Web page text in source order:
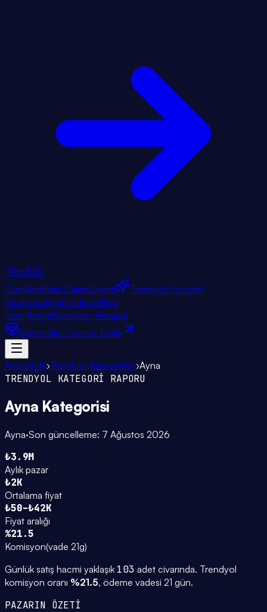
TPro360
ÖzelliklerNasıl ÇalışırEklenti
Trendyol Fotoğraf
StüdyosuFiyatlandırmaBlog
Ürün AnalizKomisyon Hesapla
EklentiGirişÜcretsiz Başla
Ana Sayfa›Trendyol Kategorileri›Ayna
TRENDYOL KATEGORİ RAPORU
Ayna Kategorisi
Ayna·Son güncelleme: 7 Ağustos 2026
₺3.9M
Aylık pazar
₺2K
Ortalama fiyat
₺50–₺42K
Fiyat aralığı
%21.5
Komisyon(vade 21g)
Günlük satış hacmi yaklaşık 103 adet civarında. Trendyol
komisyon oranı %21.5, ödeme vadesi 21 gün.
PAZARIN ÖZETİ